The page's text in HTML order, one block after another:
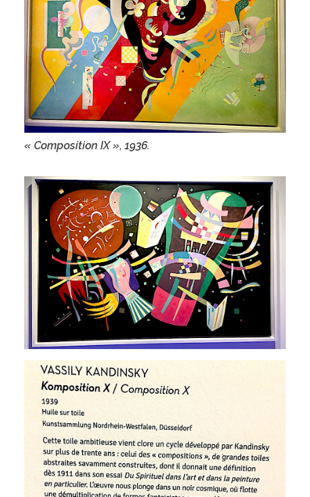
« Composition IX », 1936.